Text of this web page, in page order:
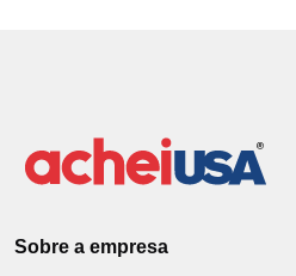
Sobre a empresa